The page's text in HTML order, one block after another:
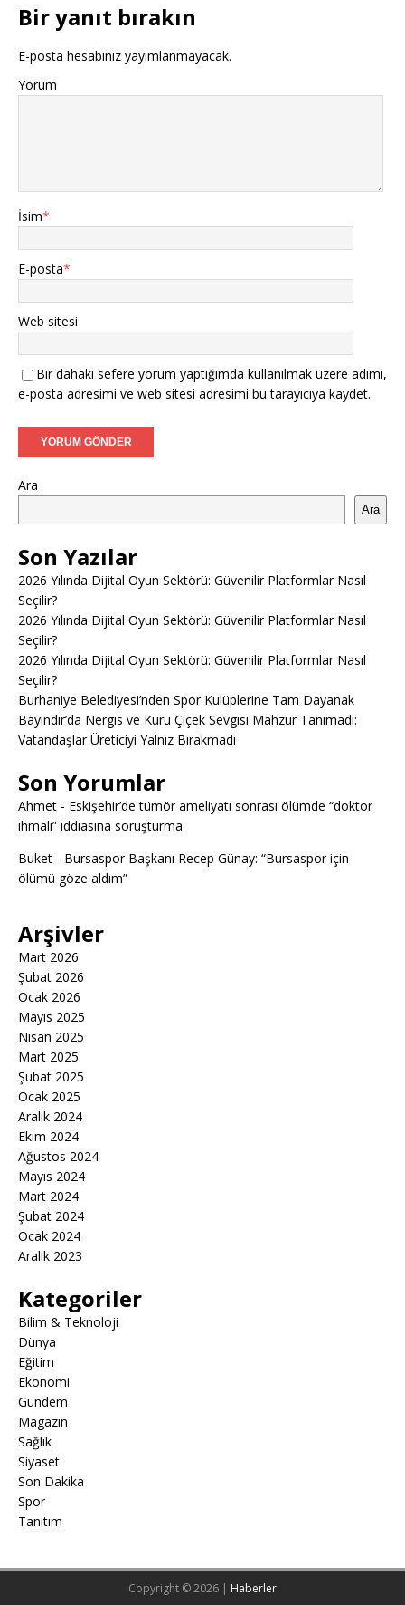
Bir yanıt bırakın
E-posta hesabınız yayımlanmayacak.
Yorum
İsim*
E-posta*
Web sitesi
Bir dahaki sefere yorum yaptığımda kullanılmak üzere adımı,
e-posta adresimi ve web sitesi adresimi bu tarayıcıya kaydet.
Ara
Ara
Son Yazılar
2026 Yılında Dijital Oyun Sektörü: Güvenilir Platformlar Nasıl
Seçilir?
2026 Yılında Dijital Oyun Sektörü: Güvenilir Platformlar Nasıl
Seçilir?
2026 Yılında Dijital Oyun Sektörü: Güvenilir Platformlar Nasıl
Seçilir?
Burhaniye Belediyesi’nden Spor Kulüplerine Tam Dayanak
Bayındır’da Nergis ve Kuru Çiçek Sevgisi Mahzur Tanımadı:
Vatandaşlar Üreticiyi Yalnız Bırakmadı
Son Yorumlar
Ahmet - Eskişehir’de tümör ameliyatı sonrası ölümde “doktor
ihmali” iddiasına soruşturma
Buket - Bursaspor Başkanı Recep Günay: “Bursaspor için
ölümü göze aldım”
Arşivler
Mart 2026
Şubat 2026
Ocak 2026
Mayıs 2025
Nisan 2025
Mart 2025
Şubat 2025
Ocak 2025
Aralık 2024
Ekim 2024
Ağustos 2024
Mayıs 2024
Mart 2024
Şubat 2024
Ocak 2024
Aralık 2023
Kategoriler
Bilim & Teknoloji
Dünya
Eğitim
Ekonomi
Gündem
Magazin
Sağlık
Siyaset
Son Dakika
Spor
Tanıtım
Copyright © 2026 | Haberler